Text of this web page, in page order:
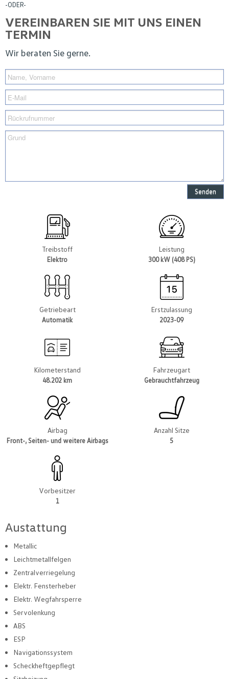
-ODER-
VEREINBAREN SIE MIT UNS EINEN
TERMIN
Wir beraten Sie gerne.
Senden
Treibstoff
Elektro
Leistung
300 kW (408 PS)
Getriebeart
Automatik
Erstzulassung
2023-09
Kilometerstand
48.202 km
Fahrzeugart
Gebrauchtfahrzeug
Airbag
Front-, Seiten- und weitere Airbags
Anzahl Sitze
5
Vorbesitzer
1
Austattung
Metallic
Leichtmetallfelgen
Zentralverriegelung
Elektr. Fensterheber
Elektr. Wegfahrsperre
Servolenkung
ABS
ESP
Navigationssystem
Scheckheftgepflegt